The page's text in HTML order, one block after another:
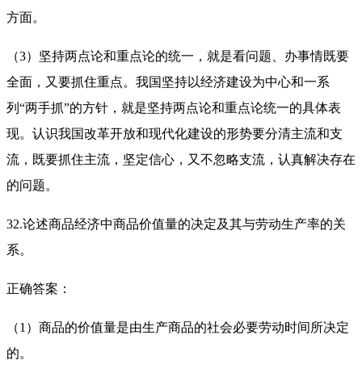
方面。
（3）坚持两点论和重点论的统一，就是看问题、办事情既要
全面，又要抓住重点。我国坚持以经济建设为中心和一系
列“两手抓”的方针，就是坚持两点论和重点论统一的具体表
现。认识我国改革开放和现代化建设的形势要分清主流和支
流，既要抓住主流，坚定信心，又不忽略支流，认真解决存在
的问题。
32.论述商品经济中商品价值量的决定及其与劳动生产率的关
系。
正确答案：
（1）商品的价值量是由生产商品的社会必要劳动时间所决定
的。